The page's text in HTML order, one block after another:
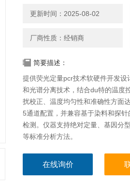
更新时间：2025-08-02
厂商性质：经销商
简要描述：
提供荧光定量pcr技术软硬件开发
和光谱分离技术，结合du特的温度
扰校正、温度均匀性和准确性方面
5通道配置，并兼容基于染料和探
检测。仪器支持绝对定量、基因分
等标准分析方法。
在线询价